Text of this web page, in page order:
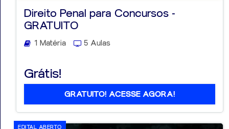
Direito Penal para Concursos -
GRATUITO
1 Matéria 5 Aulas
Grátis!
GRATUITO! ACESSE AGORA!
EDITAL ABERTO